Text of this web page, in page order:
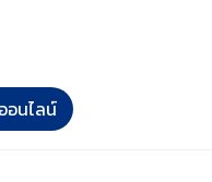
อนไลน์